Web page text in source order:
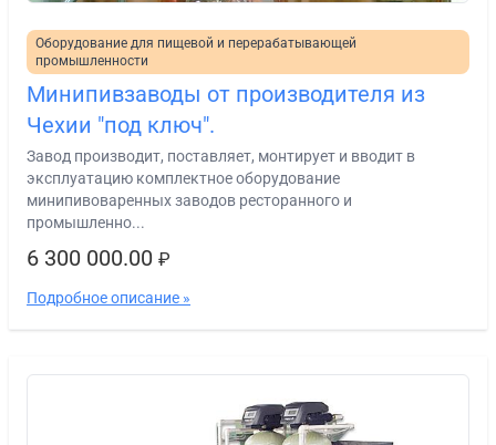
Оборудование для пищевой и перерабатывающей
промышленности
Минипивзаводы от производителя из
Чехии "под ключ".
Завод производит, поставляет, монтирует и вводит в
эксплуатацию комплектное оборудование
минипивоваренных заводов ресторанного и
промышленно...
6 300 000.00 ₽
Подробное описание »